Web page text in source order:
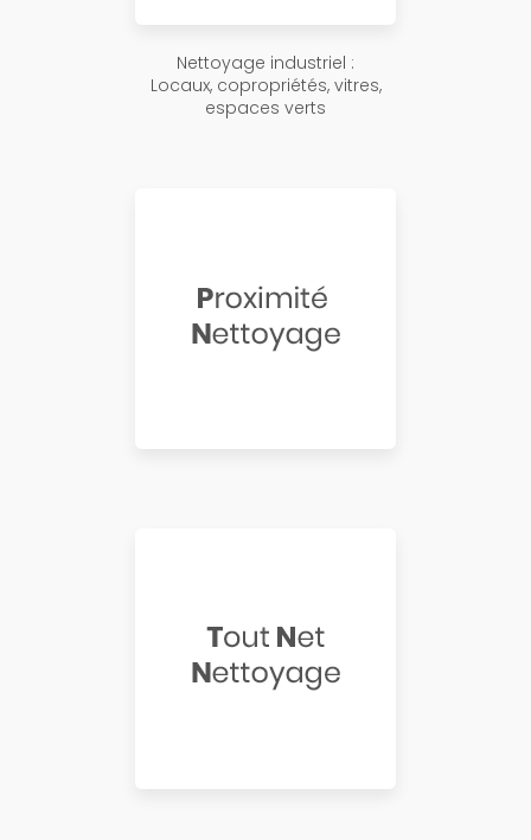
Nettoyage industriel :
Locaux, copropriétés, vitres,
espaces verts